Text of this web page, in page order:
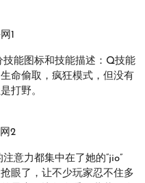
能图标和技能描述：Q技能
命偷取，疯狂模式，但没有
打野。
意力都集中在了她的“jio”
眼了，让不少玩家忍不住多